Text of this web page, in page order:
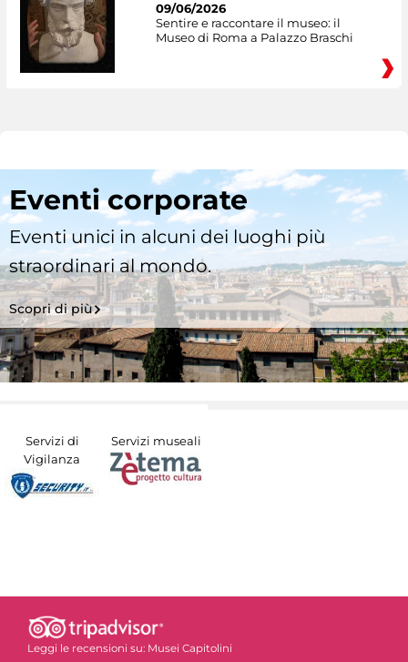
09/06/2026
Sentire e raccontare il museo: il
Museo di Roma a Palazzo Braschi
Eventi corporate
Eventi unici in alcuni dei luoghi più
straordinari al mondo.
Scopri di più
Servizi di
Vigilanza
Servizi museali
Leggi le recensioni su: Musei Capitolini